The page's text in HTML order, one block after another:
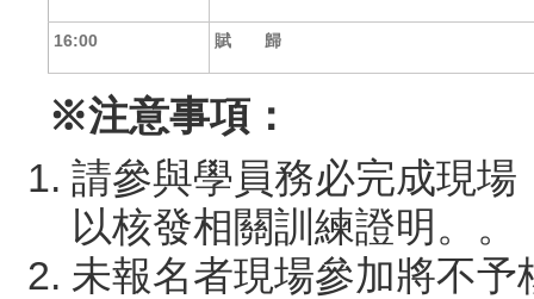
16:00 賦 歸
※注意事項：
請參與學員務必完成現
以核發相關訓練證明。。
未報名者現場參加將不